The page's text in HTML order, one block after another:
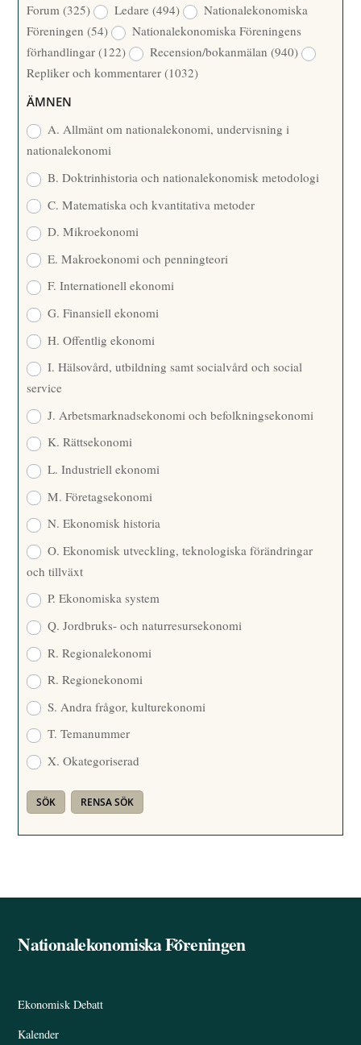
Å
R
A
T
T
A
R
Forum(325) Ledare(494)
Nationalekonomiska
Föreningen(54)
Nationalekonomiska Föreningens
förhandlingar(122) Recension/bokanmälan(940)
Repliker och kommentarer(1032)
ÄMNEN
A. Allmänt om nationalekonomi, undervisning i
nationalekonomi
B. Doktrinhistoria och nationalekonomisk metodologi
C. Matematiska och kvantitativa metoder
D. Mikroekonomi
E. Makroekonomi och penningteori
F. Internationell ekonomi
G. Finansiell ekonomi
H. Offentlig ekonomi
I. Hälsovård, utbildning samt socialvård och social
service
J. Arbetsmarknadsekonomi och befolkningsekonomi
K. Rättsekonomi
L. Industriell ekonomi
M. Företagsekonomi
N. Ekonomisk historia
O. Ekonomisk utveckling, teknologiska förändringar
och tillväxt
P. Ekonomiska system
Q. Jordbruks- och naturresursekonomi
R. Regionalekonomi
R. Regionekonomi
S. Andra frågor, kulturekonomi
T. Temanummer
X. Okategoriserad
Back
Nationalekonomiska Föreningen
Ekonomisk Debatt
Kalender